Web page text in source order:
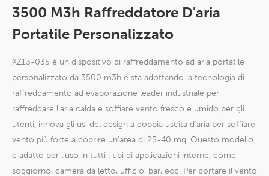
3500 M3h Raffreddatore D'aria
Portatile Personalizzato
XZ13-035 è un dispositivo di raffreddamento ad aria portatile
personalizzato da 3500 m3h e sta adottando la tecnologia di
raffreddamento ad evaporazione leader industriale per
raffreddare l'aria calda e soffiare vento fresco e umido per gli
utenti, innova gli usi del design a doppia uscita d'aria per soffiare
vento più forte a coprire un'area di 25-40 mq. Questo modello
è adatto per l'uso in tutti i tipi di applicazioni interne, come
soggiorno, camera da letto, ufficio, bar, ecc. Per portare il vento